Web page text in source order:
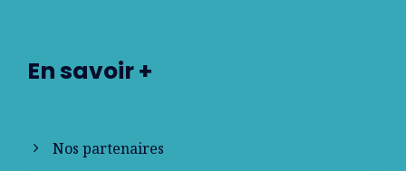
En savoir +
Nos partenaires